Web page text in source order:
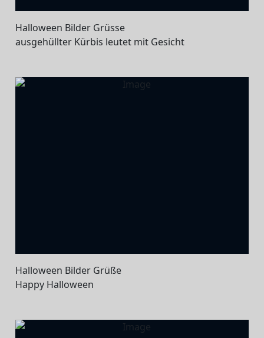
Halloween Bilder Grüsse
ausgehüllter Kürbis leutet mit Gesicht
Halloween Bilder Grüße
Happy Halloween